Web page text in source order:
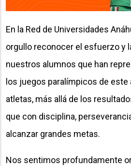
En la Red de Universidades
orgullo reconocer el esfuerzo y
nuestros alumnos que han
los juegos paralímpicos de este
atletas, más allá de los
que con disciplina,
alcanzar grandes metas.
Nos sentimos profundamente